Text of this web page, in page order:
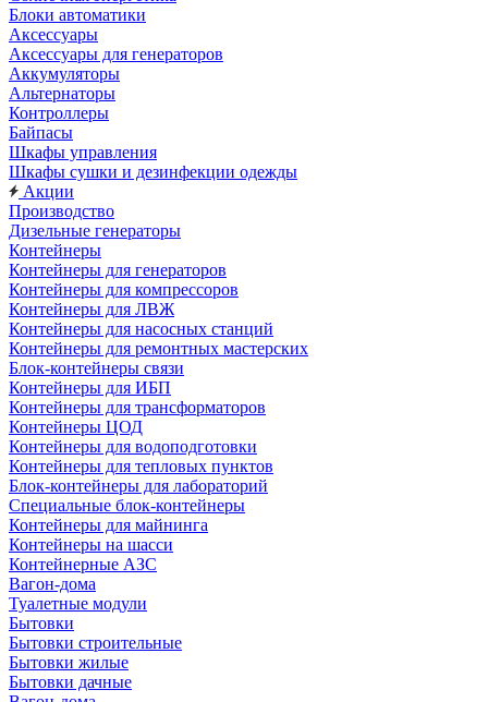
Блоки автоматики
Аксессуары
Аксессуары для генераторов
Аккумуляторы
Альтернаторы
Контроллеры
Байпасы
Шкафы управления
Шкафы сушки и дезинфекции одежды
Акции
Производство
Дизельные генераторы
Контейнеры
Контейнеры для генераторов
Контейнеры для компрессоров
Контейнеры для ЛВЖ
Контейнеры для насосных станций
Контейнеры для ремонтных мастерских
Блок-контейнеры связи
Контейнеры для ИБП
Контейнеры для трансформаторов
Контейнеры ЦОД
Контейнеры для водоподготовки
Контейнеры для тепловых пунктов
Блок-контейнеры для лабораторий
Специальные блок-контейнеры
Контейнеры для майнинга
Контейнеры на шасси
Контейнерные АЗС
Вагон-дома
Туалетные модули
Бытовки
Бытовки строительные
Бытовки жилые
Бытовки дачные